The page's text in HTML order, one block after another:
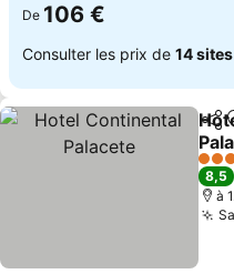
De 106 €
Consulter les prix de 14 sites
3
8,5
à